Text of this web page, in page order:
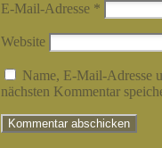
E-Mail-Adresse *
Website
Name, E-Mail-Adresse
nächsten Kommentar